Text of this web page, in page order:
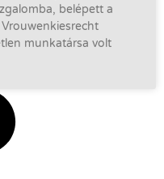
belépett a
munkatársa volt